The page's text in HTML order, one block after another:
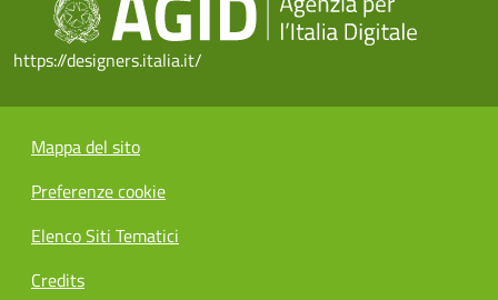
https://designers.italia.it/
Mappa del sito
Preferenze cookie
Elenco Siti Tematici
Credits